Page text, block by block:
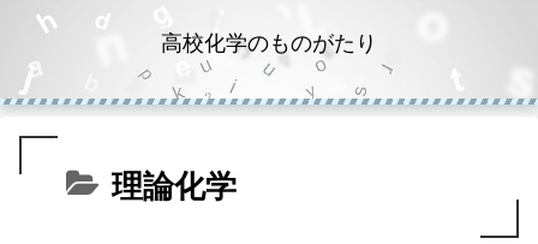
高校化学のものがたり
理論化学